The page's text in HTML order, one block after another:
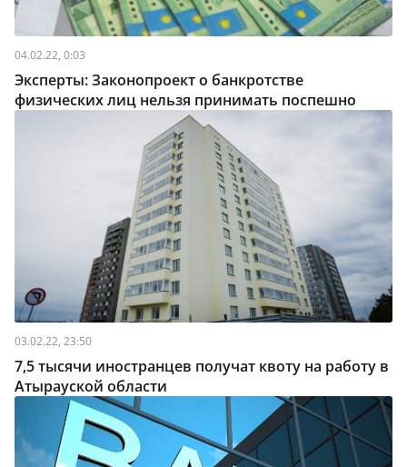
04.02.22, 0:03
Эксперты: Законопроект о банкротстве
физических лиц нельзя принимать поспешно
03.02.22, 23:50
7,5 тысячи иностранцев получат квоту на работу в
Атырауской области